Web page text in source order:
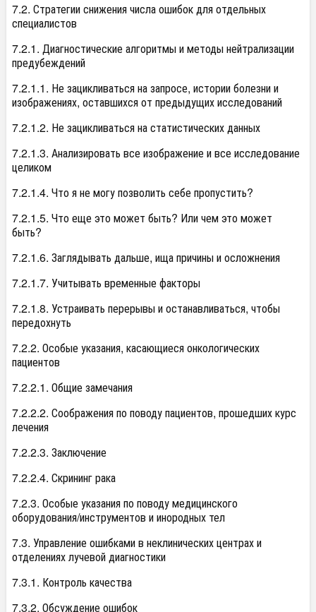
7.2. Стратегии снижения числа ошибок для отдельных
специалистов
7.2.1. Диагностические алгоритмы и методы нейтрализации
предубеждений
7.2.1.1. Не зацикливаться на запросе, истории болезни и
изображениях, оставшихся от предыдущих исследований
7.2.1.2. Не зацикливаться на статистических данных
7.2.1.3. Анализировать все изображение и все исследование
целиком
7.2.1.4. Что я не могу позволить себе пропустить?
7.2.1.5. Что еще это может быть? Или чем это может
быть?
7.2.1.6. Заглядывать дальше, ища причины и осложнения
7.2.1.7. Учитывать временные факторы
7.2.1.8. Устраивать перерывы и останавливаться, чтобы
передохнуть
7.2.2. Особые указания, касающиеся онкологических
пациентов
7.2.2.1. Общие замечания
7.2.2.2. Соображения по поводу пациентов, прошедших курс
лечения
7.2.2.3. Заключение
7.2.2.4. Скрининг рака
7.2.3. Особые указания по поводу медицинского
оборудования/инструментов и инородных тел
7.3. Управление ошибками в неклинических центрах и
отделениях лучевой диагностики
7.3.1. Контроль качества
7.3.2. Обсуждение ошибок